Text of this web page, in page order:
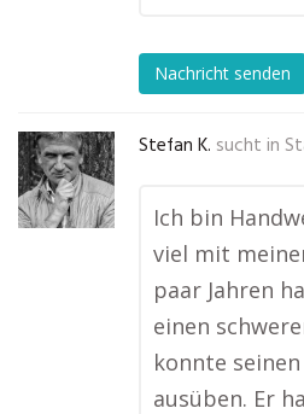
Nachricht senden
Stefan K. sucht in
Ich bin
viel mit
paar Jahren
einen
konnte
ausüben. Er